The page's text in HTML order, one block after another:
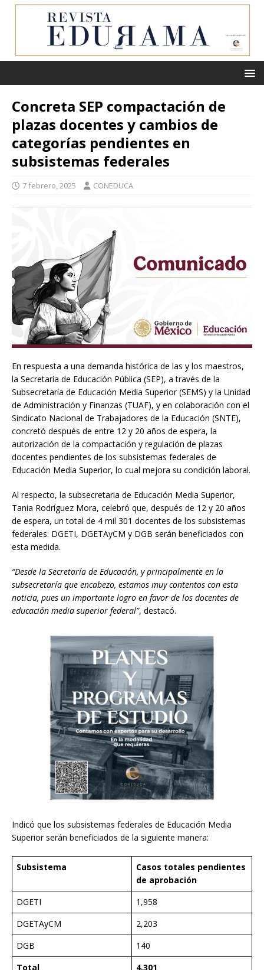
Concreta SEP compactación de
plazas docentes y cambios de
categorías pendientes en
subsistemas federales
7 febrero, 2025 CONEDUCA
En respuesta a una demanda histórica de las y los maestros,
la Secretaría de Educación Pública (SEP), a través de la
Subsecretaría de Educación Media Superior (SEMS) y la Unidad
de Administración y Finanzas (TUAF), y en colaboración con el
Sindicato Nacional de Trabajadores de la Educación (SNTE),
concretó después de entre 12 y 20 años de espera, la
autorización de la compactación y regulación de plazas
docentes pendientes de los subsistemas federales de
Educación Media Superior, lo cual mejora su condición laboral.
Al respecto, la subsecretaria de Educación Media Superior,
Tania Rodríguez Mora, celebró que, después de 12 y 20 años
de espera, un total de 4 mil 301 docentes de los subsistemas
federales: DGETI, DGETAyCM y DGB serán beneficiados con
esta medida.
“Desde la Secretaría de Educación, y principalmente en la
subsecretaría que encabezo, estamos muy contentos con esta
noticia, pues un importante logro en favor de los docentes de
educación media superior federal”, destacó.
Indicó que los subsistemas federales de Educación Media
Superior serán beneficiados de la siguiente manera:
Subsistema
Casos totales pendientes
de aprobación
DGETI
1,958
DGETAyCM
2,203
DGB
140
Total
4,301